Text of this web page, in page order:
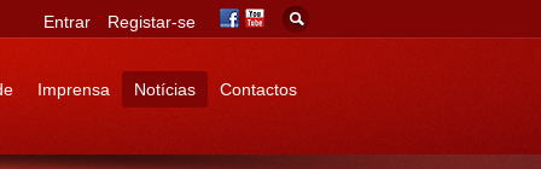
Imprensa Notícias Contactos
Entrar Registar-se